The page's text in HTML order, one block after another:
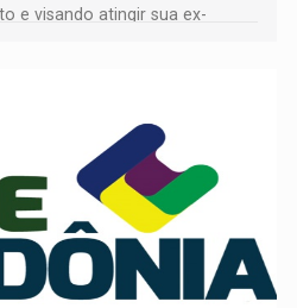
e visando atingir sua ex-